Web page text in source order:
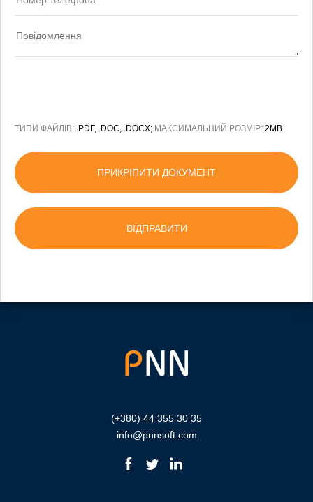
ТИПИ ФАЙЛІВ: .PDF, .DOC, .DOCX; МАКСИМАЛЬНИЙ РОЗМІР: 2MB
ПРИКРІПИТИ ДОКУМЕНТ
(+380) 44 355 30 35
info@pnnsoft.com